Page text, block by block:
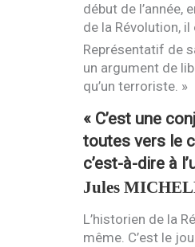
début de l’année,
de la Révolution,
Représentatif de
un argument de
qu’un terroriste. »
« C’est une
toutes vers le
c’est-à-dire à
Jules
L’historien de la
même. C’est le